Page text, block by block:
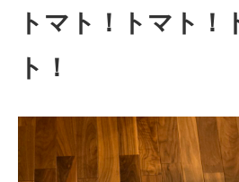
トマト！トマト！
ト！